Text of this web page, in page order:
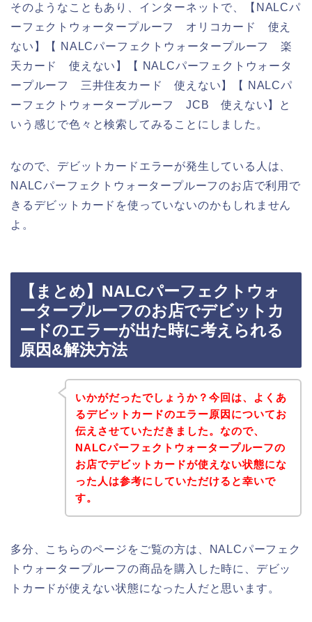
そのようなこともあり、インターネットで、【NALCパ
ーフェクトウォータープルーフ オリコカード 使え
ない】【 NALCパーフェクトウォータープルーフ 楽
天カード 使えない】【 NALCパーフェクトウォータ
ープルーフ 三井住友カード 使えない】【 NALCパ
ーフェクトウォータープルーフ JCB 使えない】と
いう感じで色々と検索してみることにしました。
なので、デビットカードエラーが発生している人は、
NALCパーフェクトウォータープルーフのお店で利用で
きるデビットカードを使っていないのかもしれません
よ。
【まとめ】NALCパーフェクトウォ
ータープルーフのお店でデビットカ
ードのエラーが出た時に考えられる
原因&解決方法
いかがだったでしょうか？今回は、よくあ
るデビットカードのエラー原因についてお
伝えさせていただきました。なので、
NALCパーフェクトウォータープルーフの
お店でデビットカードが使えない状態にな
った人は参考にしていただけると幸いで
す。
多分、こちらのページをご覧の方は、NALCパーフェク
トウォータープルーフの商品を購入した時に、デビッ
トカードが使えない状態になった人だと思います。